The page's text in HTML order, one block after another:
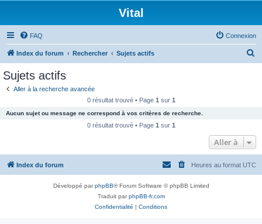
Vital
FAQ Connexion
Index du forum Rechercher Sujets actifs
c
e
Sujets actifs
Aller à la recherche avancée
0 résultat trouvé • Page 1 sur 1
Aucun sujet ou message ne correspond à vos critères de recherche.
0 résultat trouvé • Page 1 sur 1
Aller à
Index du forum Heures au format UTC
Développé parphpBB® Forum Software © phpBB Limited
Traduit parphpBB-fr.com
Confidentialité | Conditions